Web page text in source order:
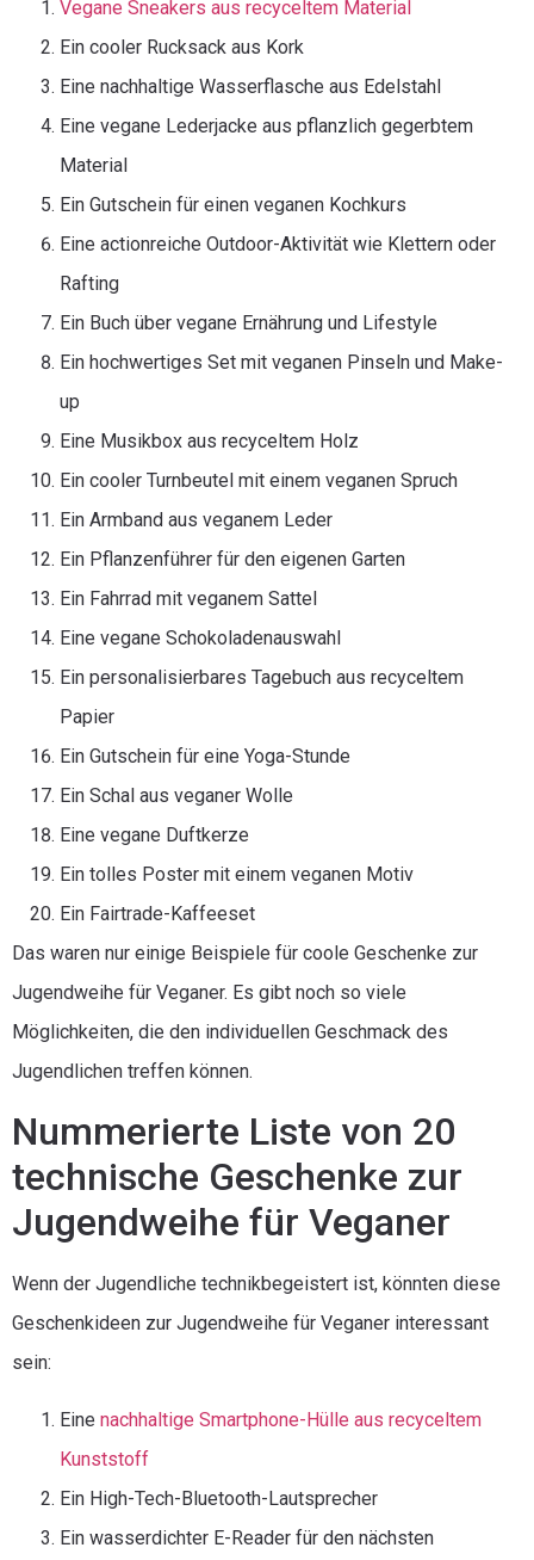
Vegane Sneakers aus recyceltem Material
Ein cooler Rucksack aus Kork
Eine nachhaltige Wasserflasche aus Edelstahl
Eine vegane Lederjacke aus pflanzlich gegerbtem
Material
Ein Gutschein für einen veganen Kochkurs
Eine actionreiche Outdoor-Aktivität wie Klettern oder
Rafting
Ein Buch über vegane Ernährung und Lifestyle
Ein hochwertiges Set mit veganen Pinseln und Make-
up
Eine Musikbox aus recyceltem Holz
Ein cooler Turnbeutel mit einem veganen Spruch
Ein Armband aus veganem Leder
Ein Pflanzenführer für den eigenen Garten
Ein Fahrrad mit veganem Sattel
Eine vegane Schokoladenauswahl
Ein personalisierbares Tagebuch aus recyceltem
Papier
Ein Gutschein für eine Yoga-Stunde
Ein Schal aus veganer Wolle
Eine vegane Duftkerze
Ein tolles Poster mit einem veganen Motiv
Ein Fairtrade-Kaffeeset
Das waren nur einige Beispiele für coole Geschenke zur
Jugendweihe für Veganer. Es gibt noch so viele
Möglichkeiten, die den individuellen Geschmack des
Jugendlichen treffen können.
Nummerierte Liste von 20
technische Geschenke zur
Jugendweihe für Veganer
Wenn der Jugendliche technikbegeistert ist, könnten diese
Geschenkideen zur Jugendweihe für Veganer interessant
sein:
Eine nachhaltige Smartphone-Hülle aus recyceltem
Kunststoff
Ein High-Tech-Bluetooth-Lautsprecher
Ein wasserdichter E-Reader für den nächsten